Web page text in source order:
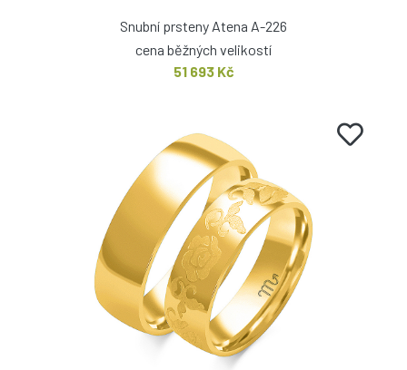
Snubní prsteny Atena A-226
cena běžných velikostí
51 693 Kč